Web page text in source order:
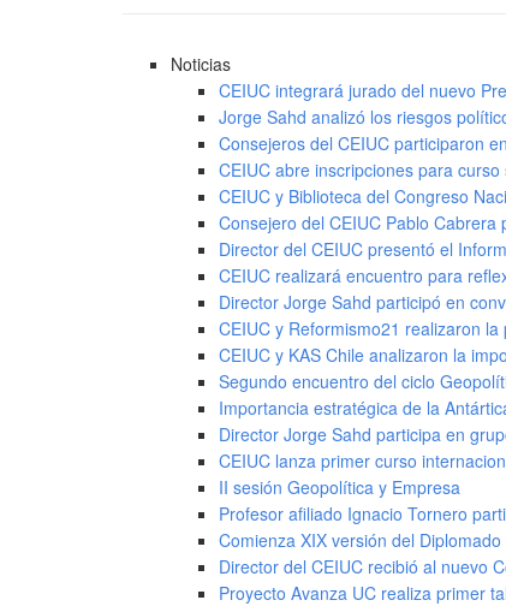
Noticias
CEIUC integrará jurado del nuevo
Jorge Sahd analizó los riesgos
Consejeros del CEIUC participaron
CEIUC abre inscripciones para
CEIUC y Biblioteca del Congreso
Consejero del CEIUC Pablo
Director del CEIUC presentó el
CEIUC realizará encuentro para
Director Jorge Sahd participó en
CEIUC y Reformismo21 realizaron
CEIUC y KAS Chile analizaron la
Segundo encuentro del ciclo
Importancia estratégica de la
Director Jorge Sahd participa en
CEIUC lanza primer curso
II sesión Geopolítica y Empresa
Profesor afiliado Ignacio Tornero
Comienza XIX versión del
Director del CEIUC recibió al nuevo
Proyecto Avanza UC realiza primer